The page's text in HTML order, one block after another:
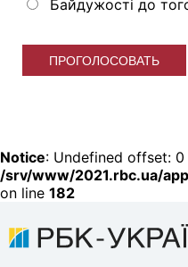
Байдужості до
ПРОГОЛОСОВАТЬ
Notice: Undefined offset: 0
/srv/www/2021.rbc.ua/
on line 182